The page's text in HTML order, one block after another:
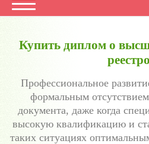
Купить диплом о
Профессиональное
формальным
документа, даже когда
высокую квалификацию и
таких ситуациях